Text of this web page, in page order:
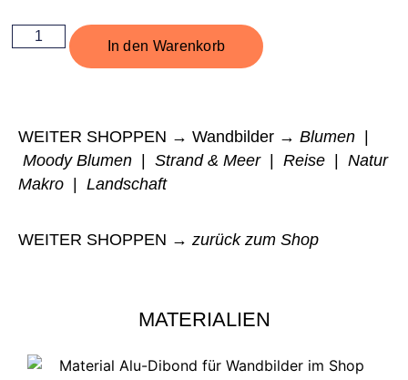
In den Warenkorb
WEITER SHOPPEN → Wandbilder → Blumen
Moody Blumen
Strand & Meer| Reise
Natur
Makro
Landschaft
WEITER SHOPPEN → zurück zum Shop
MATERIALIEN